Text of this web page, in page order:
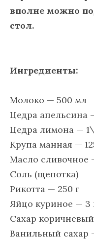
вполне можно
стол.
Ингредиенты:
Молоко — 500 мл
Цедра апельсина
Цедра лимона —
Крупа манная —
Масло сливочное
Соль (щепотка)
Рикотта — 250 г
Яйцо куриное — 3
Сахар
Ванильный сахар